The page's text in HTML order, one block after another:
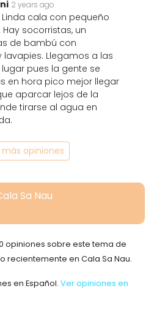
2 years ago
Linda cala con pequeño
socorristas, un
de bambú con
Llegamos a las
pues la gente se
en hora pico mejor llegar
aparcar lejos de la
tirarse al agua en
opiniones
Sa Nau
opiniones sobre este tema de
recientemente en Cala Sa Nau.
en Español. Ver opiniones en